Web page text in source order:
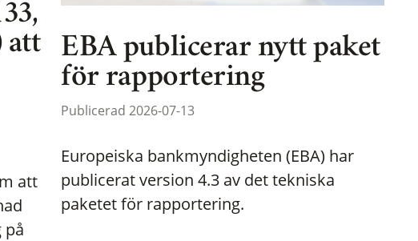
att
att
på
EBA publicerar nytt paket
för rapportering
Publicerad 2026-07-13
Europeiska bankmyndigheten (EBA) har
publicerat version 4.3 av det tekniska
paketet för rapportering.